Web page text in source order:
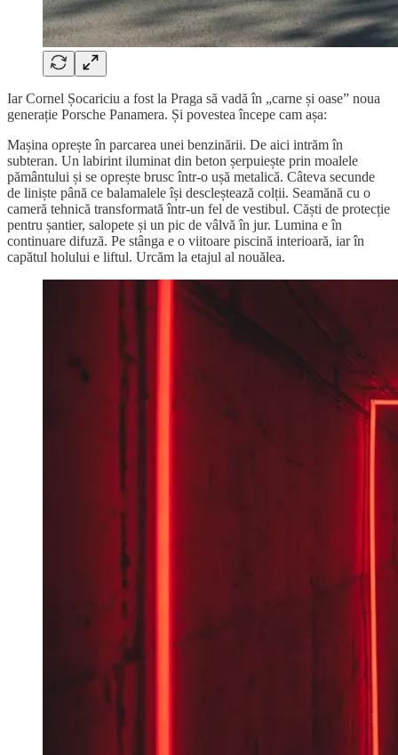
Iar Cornel Șocariciu a fost la Praga să vadă în „carne și oase” noua
generație Porsche Panamera. Și povestea începe cam așa:
Mașina oprește în parcarea unei benzinării. De aici intrăm în
subteran. Un labirint iluminat din beton șerpuiește prin moalele
pământului și se oprește brusc într-o ușă metalică. Câteva secunde
de liniște până ce balamalele își descleștează colții. Seamănă cu o
cameră tehnică transformată într-un fel de vestibul. Căști de protecție
pentru șantier, salopete și un pic de vâlvă în jur. Lumina e în
continuare difuză. Pe stânga e o viitoare piscină interioară, iar în
capătul holului e liftul. Urcăm la etajul al nouălea.